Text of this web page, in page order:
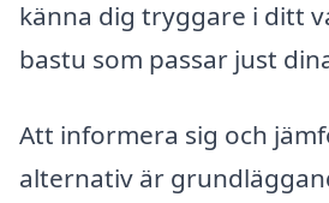
känna dig tryggare i ditt
bastu som passar just
Att informera sig och
alternativ är